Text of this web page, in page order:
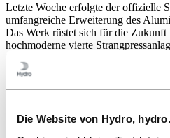
Die Website von Hydro,
Letzte Woche erfolgte der offizielle
umfangreiche Erweiterung des
Das Werk rüstet sich für die Zukunft
hochmoderne vierte
Bearbeitungsmöglichkeiten um rund